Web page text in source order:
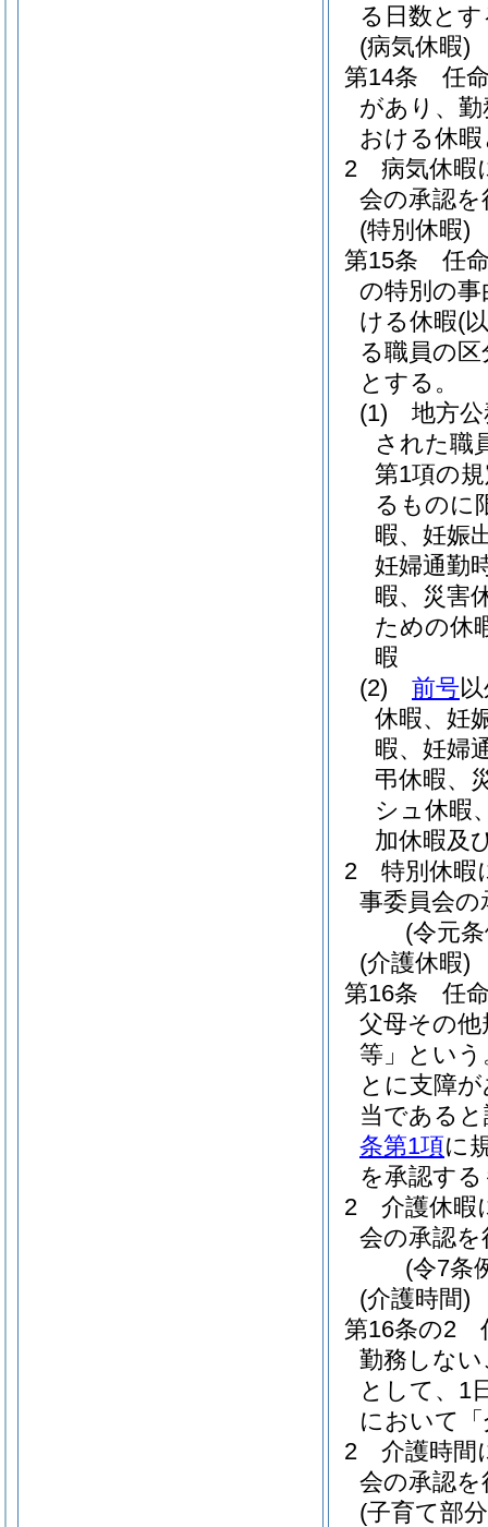
る日数と
(病気休暇)
第14条
任
があり、
おける休
2
病気休暇
会の承認
(特別休暇)
第15条
任
の特別の
ける休暇(
る職員の
とする。
(1)
地方
された職
第1項の
るものに
暇、妊娠
妊婦通勤
暇、災害
ための休
暇
(2)
前号
休暇、妊
暇、妊婦
弔休暇、
シュ休暇
加休暇及
2
特別休暇
事委員会
(令元
(介護休暇)
第16条
任
父母その
等」という
とに支障
当である
条第1項に
を承認す
2
介護休暇
会の承認
(令7条
(介護時間)
第16条の2
勤務しな
として、1
において
2
介護時間
会の承認
(子育て部